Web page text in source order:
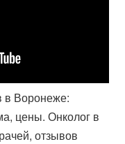
в Воронеже:
цены. Онколог в
отзывов